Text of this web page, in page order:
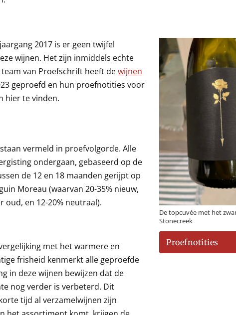
2017 is er geen twijfel
wijnen. Het zijn inmiddels echte
van Proefschrift heeft dewijnen
geproefd en hun proefnotities voor
hier te vinden.
vermeld in proefvolgorde. Alle
ondergaan, gebaseerd op de
de 12 en 18 maanden gerijpt op
Moreau (waarvan 20-35% nieuw,
oud, en 12-20% neutraal).
met het warmere en
frisheid kenmerkt alle geproefde
in deze wijnen bewijzen dat de
nog verder is verbeterd. Dit
tijd al verzamelwijnen zijn
De topcuvée met het
Stonecreek
Proefnotities